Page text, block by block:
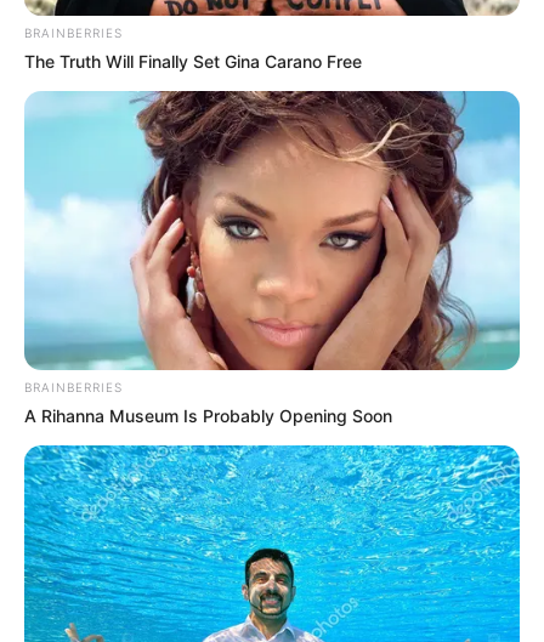
Asty Ananta
BRAINBERRIES
The Truth Will Finally Set Gina Carano Free
BRAINBERRIES
A Rihanna Museum Is Probably Opening Soon